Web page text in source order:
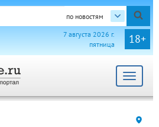
по новостям
18+
7 августа 2026 г.
пятница
Toggle